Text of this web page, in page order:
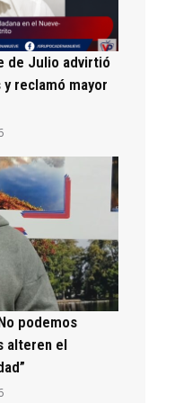
de Julio advirtió
reclamó mayor
podemos
alteren el